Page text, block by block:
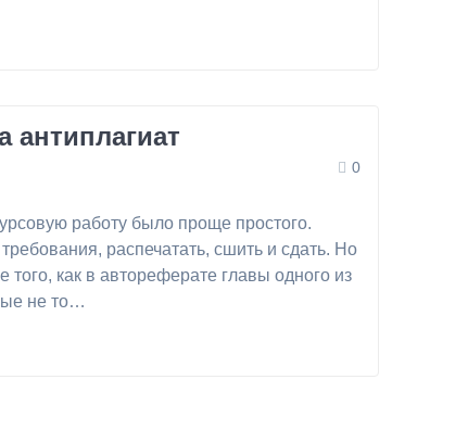
антиплагиат
0
работу было проще простого.
распечатать, сшить и сдать. Но
того, как в автореферате главы одного из
не то…